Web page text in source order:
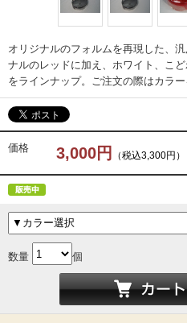
オリジナルのフォルムを再現した、
ナルのレッドに加え、ホワイト、こ
をラインナップ。ご注文の際はカラー
価格 3,000円 （税込3,300円）
数量 個